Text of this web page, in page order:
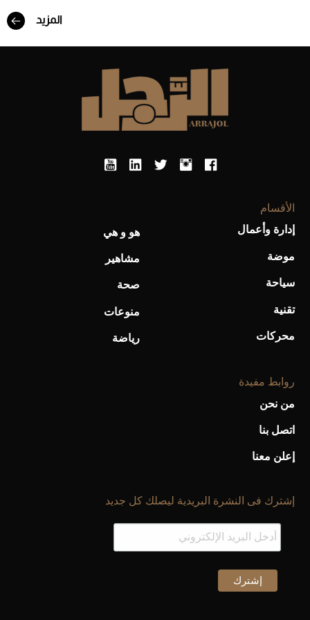
Aston Martin Valiant: على هوى الأبطال
أفضل تدريج للشعر الطويل لإطلالة جريئة وعصرية
أحذية Mary Jane: ترف وأناقة للرجال
المزيد
الأقسام
إدارة وأعمال
موضة
سياحة
تقنية
محركات
هو و هي
مشاهير
صحة
منوعات
رياضة
روابط مفيدة
من نحن
اتصل بنا
إعلن معنا
إشترك فى النشرة البريدية ليصلك كل جديد